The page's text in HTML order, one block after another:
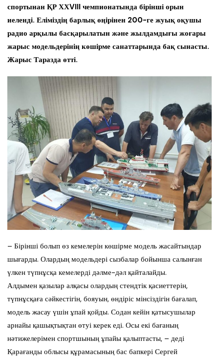
спортынан ҚР ХХVIII чемпионатында бірінші орын
иеленді. Еліміздің барлық өңірінен 200-ге жуық оқушы
радио арқылы басқарылатын және жылдамдығы жоғары
жарыс модельдерінің көшірме санаттарында бақ сынасты.
Жарыс Таразда өтті.
– Бірінші болып өз кемелерін көшірме модель жасайтындар
шығарды. Олардың модельдері сызбалар бойынша салынған
үлкен түпнұсқа кемелерді дәлме-дәл қайталайды.
Алдымен қазылар алқасы олардың стендтік қасиеттерін,
түпнұсқаға сәйкестігін, бояуын, өндіріс мінсіздігін бағалап,
модель жасау үшін ұпай қойды. Содан кейін қатысушылар
арнайы қашықтықтан өтуі керек еді. Осы екі бағаның
нәтижелерімен спортшының ұпайы қалыптасты, – деді
Қарағанды облысы құрамасының бас бапкері Сергей